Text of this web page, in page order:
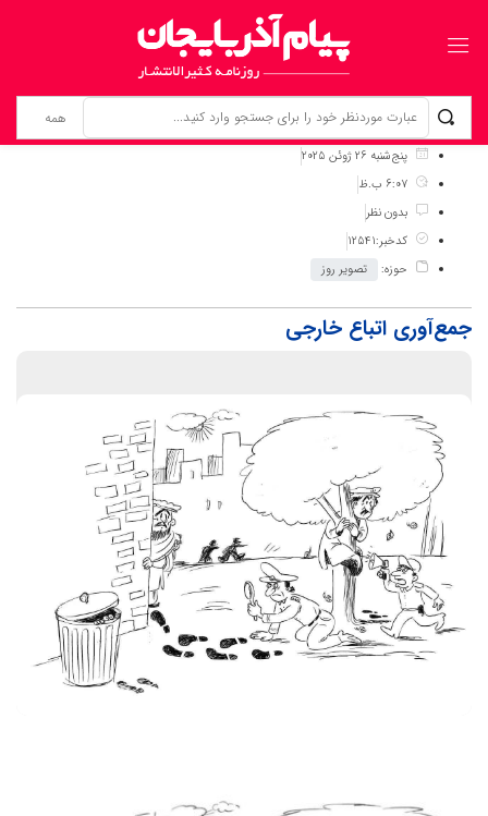
برگ نخست نوشته‌ها
جمع‌آوری اتباع خارجی
پنج‌شنبه 26 ژوئن 2025
6:07 ب.ظ
بدون نظر
کدخبر:12541
حوزه:
تصویر روز
جمع‌آوری اتباع خارجی